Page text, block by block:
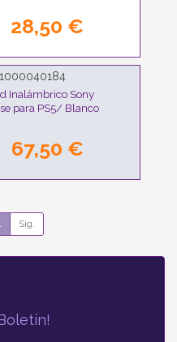
28,50 €
Inalámbrico Sony
para PS5/ Blanco
67,50 €
Sig.